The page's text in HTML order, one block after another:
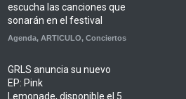
escucha las canciones que
sonarán en el festival
Agenda, ARTICULO, Conciertos
GRLS anuncia su nuevo
EP: Pink
Lemonade, disponible el 5